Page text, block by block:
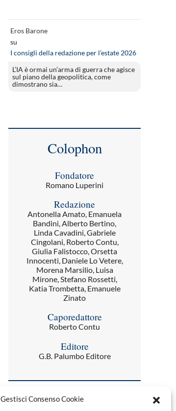
Gestisci Consenso Cookie
Eros Barone
su
I consigli della redazione per l’estate 2026
L’IA è ormai un’arma di guerra che agisce
sul piano della geopolitica, come
dimostrano sia…
Colophon
Fondatore
Romano Luperini
Redazione
Antonella Amato, Emanuela
Bandini, Alberto Bertino,
Linda Cavadini, Gabriele
Cingolani, Roberto Contu,
Giulia Falistocco, Orsetta
Innocenti, Daniele Lo Vetere,
Morena Marsilio, Luisa
Mirone, Stefano Rossetti,
Katia Trombetta, Emanuele
Zinato
Caporedattore
Roberto Contu
Editore
G.B. Palumbo Editore